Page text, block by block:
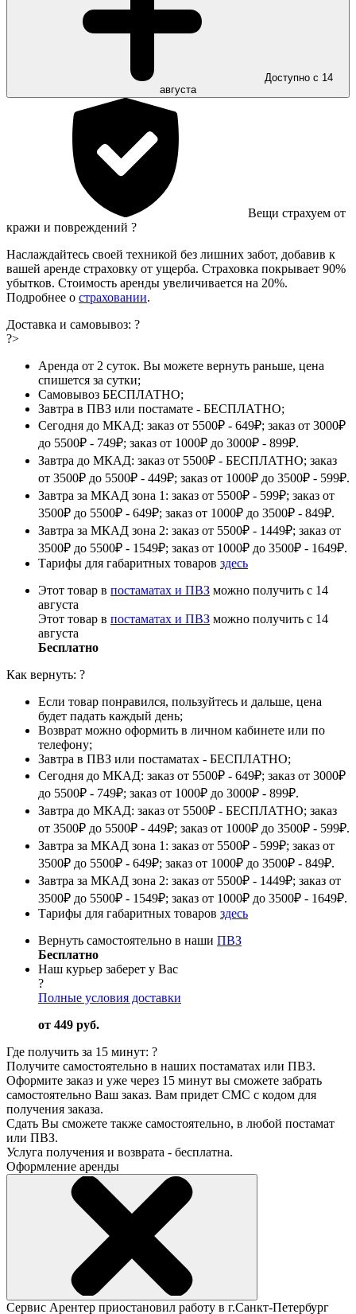
Доступно с 14
августа
Вещи страхуем от
кражи и повреждений ?
Наслаждайтесь своей техникой без лишних забот, добавив к
вашей аренде страховку от ущерба. Страховка покрывает 90%
убытков. Стоимость аренды увеличивается на 20%.
Подробнее о страховании.
Доставка и самовывоз: ?
?>
Аренда от 2 суток. Вы можете вернуть раньше, цена
спишется за сутки;
Самовывоз БЕСПЛАТНО;
Завтра в ПВЗ или постамате - БЕСПЛАТНО;
Сегодня до МКАД: заказ от 5500₽ - 649₽; заказ от 3000₽
до 5500₽ - 749₽; заказ от 1000₽ до 3000₽ - 899₽.
Завтра до МКАД: заказ от 5500₽ - БЕСПЛАТНО; заказ
от 3500₽ до 5500₽ - 449₽; заказ от 1000₽ до 3500₽ - 599₽.
Завтра за МКАД зона 1: заказ от 5500₽ - 599₽; заказ от
3500₽ до 5500₽ - 649₽; заказ от 1000₽ до 3500₽ - 849₽.
Завтра за МКАД зона 2: заказ от 5500₽ - 1449₽; заказ от
3500₽ до 5500₽ - 1549₽; заказ от 1000₽ до 3500₽ - 1649₽.
Тарифы для габаритных товаров здесь
Этот товар в постаматах и ПВЗ можно получить с 14
августа
Этот товар в постаматах и ПВЗ можно получить с 14
августа
Бесплатно
Как вернуть: ?
Если товар понравился, пользуйтесь и дальше, цена
будет падать каждый день;
Возврат можно оформить в личном кабинете или по
телефону;
Завтра в ПВЗ или постаматах - БЕСПЛАТНО;
Сегодня до МКАД: заказ от 5500₽ - 649₽; заказ от 3000₽
до 5500₽ - 749₽; заказ от 1000₽ до 3000₽ - 899₽.
Завтра до МКАД: заказ от 5500₽ - БЕСПЛАТНО; заказ
от 3500₽ до 5500₽ - 449₽; заказ от 1000₽ до 3500₽ - 599₽.
Завтра за МКАД зона 1: заказ от 5500₽ - 599₽; заказ от
3500₽ до 5500₽ - 649₽; заказ от 1000₽ до 3500₽ - 849₽.
Завтра за МКАД зона 2: заказ от 5500₽ - 1449₽; заказ от
3500₽ до 5500₽ - 1549₽; заказ от 1000₽ до 3500₽ - 1649₽.
Тарифы для габаритных товаров здесь
Вернуть самостоятельно в наши ПВЗ
Бесплатно
Наш курьер заберет у Вас
?
Полные условия доставки
от 449 руб.
Где получить за 15 минут: ?
Получите самостоятельно в наших постаматах или ПВЗ.
Оформите заказ и уже через 15 минут вы сможете забрать
самостоятельно Ваш заказ. Вам придет СМС с кодом для
получения заказа.
Сдать Вы сможете также самостоятельно, в любой постамат
или ПВЗ.
Услуга получения и возврата - бесплатна.
Оформление аренды
Сервис Арентер приостановил работу в г.Санкт-Петербург